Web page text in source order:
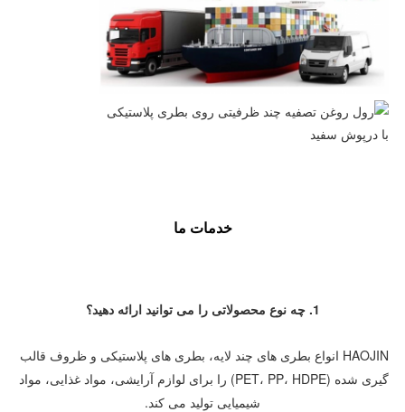
خدمات ما
1. چه نوع محصولاتی را می توانید ارائه دهید؟
شیمیایی تولید می کند.